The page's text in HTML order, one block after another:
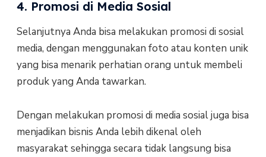
4. Promosi di Media Sosial
Selanjutnya Anda bisa melakukan promosi di sosial
media, dengan menggunakan foto atau konten unik
yang bisa menarik perhatian orang untuk membeli
produk yang Anda tawarkan.
Dengan melakukan promosi di media sosial juga bisa
menjadikan bisnis Anda lebih dikenal oleh
masyarakat sehingga secara tidak langsung bisa